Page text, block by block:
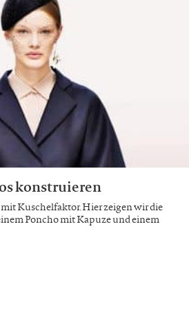
konstruieren
Kuschelfaktor. Hier zeigen wir die
Poncho mit Kapuze und einem